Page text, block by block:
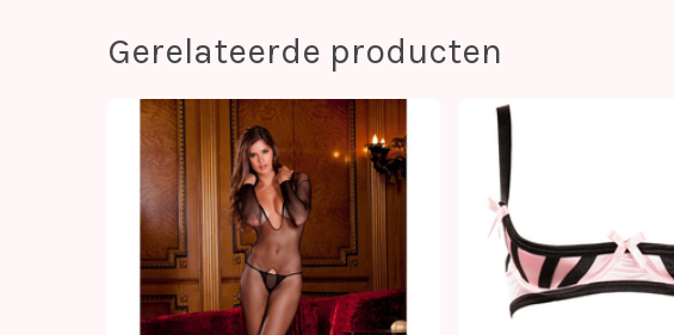
Gerelateerde producten